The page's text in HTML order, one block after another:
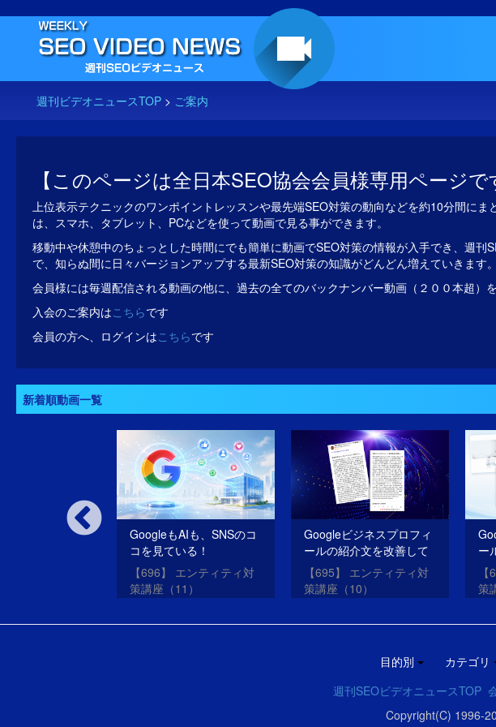
週刊ビデオニュースTOP > ご案内
【このページは全日本SEO協会会員様専用ページで
上位表示テクニックのワンポイントレッスンや最先端SEO対策の動向などを約10分間にま
は、スマホ、タブレット、PCなどを使って動画で見る事ができます。
移動中や休憩中のちょっとした時間にでも簡単に動画でSEO対策の情報が入手でき、週刊
で、知らぬ間に日々バージョンアップする最新SEO対策の知識がどんどん増えていきます。
会員様には毎週配信される動画の他に、過去の全てのバックナンバー動画（２００本超）
入会のご案内はこちらです
会員の方へ、ログインはこちらです
新着順動画一覧
SEOだけのサ
GoogleもAIも、SNSのコ
コを見ている！
【696】 エンティティ対
策講座（11）
Googleビジネスプロフィ
ールの紹介文を改善して
SEO・MEO・AIOを成功
させる方法
【695】 エンティティ対
策講座（10）
ー
策
目的別
カテゴリ
週刊SEOビデオニュースTOP
Copyright(C) 1996-